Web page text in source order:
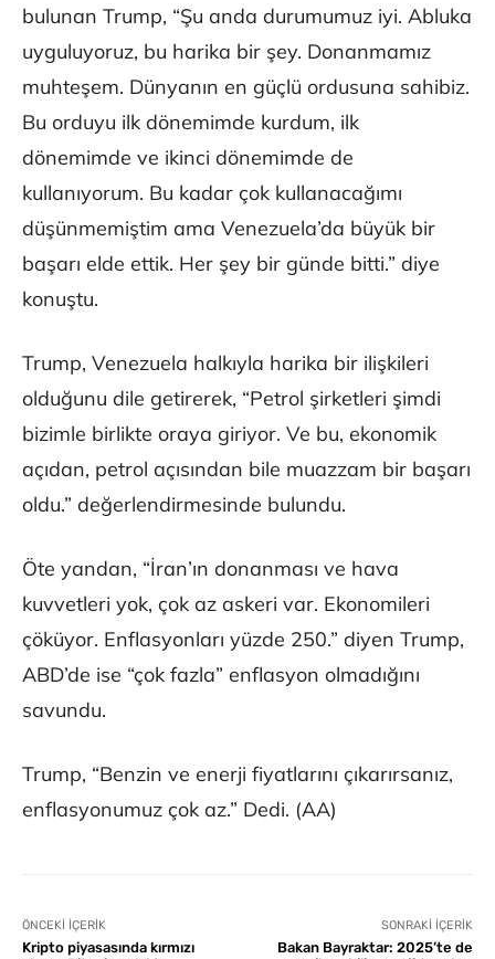
bulunan Trump, “Şu anda durumumuz iyi. Abluka
uyguluyoruz, bu harika bir şey. Donanmamız
muhteşem. Dünyanın en güçlü ordusuna sahibiz.
Bu orduyu ilk dönemimde kurdum, ilk
dönemimde ve ikinci dönemimde de
kullanıyorum. Bu kadar çok kullanacağımı
düşünmemiştim ama Venezuela’da büyük bir
başarı elde ettik. Her şey bir günde bitti.” diye
konuştu.
Trump, Venezuela halkıyla harika bir ilişkileri
olduğunu dile getirerek, “Petrol şirketleri şimdi
bizimle birlikte oraya giriyor. Ve bu, ekonomik
açıdan, petrol açısından bile muazzam bir başarı
oldu.” değerlendirmesinde bulundu.
Öte yandan, “İran’ın donanması ve hava
kuvvetleri yok, çok az askeri var. Ekonomileri
çöküyor. Enflasyonları yüzde 250.” diyen Trump,
ABD’de ise “çok fazla” enflasyon olmadığını
savundu.
Trump, “Benzin ve enerji fiyatlarını çıkarırsanız,
enflasyonumuz çok az.” Dedi. (AA)
ÖNCEKI İÇERIK
Kripto piyasasında kırmızı
SONRAKI İÇERIK
Bakan Bayraktar: 2025’te de